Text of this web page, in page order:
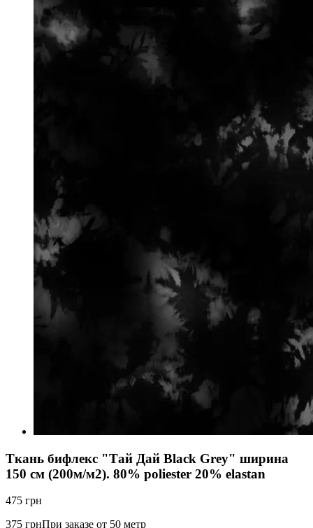
Ткань бифлекс "Тай Дай Black Grey" ширина
150 см (200м/м2). 80% poliester 20% elastan
475 грн
375 грнПри заказе от 50 метр